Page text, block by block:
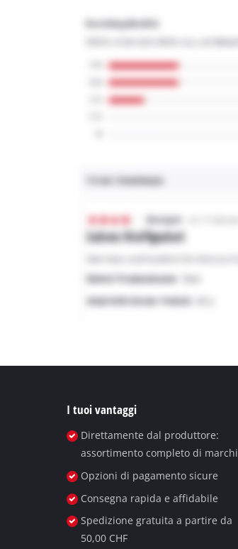
I tuoi vantaggi
Direttamente dal produttore:
assortimento completo di marchi
Opzioni di pagamento sicure
Consegna rapida e affidabile
Spedizione gratuita a partire da
50,00 CHF